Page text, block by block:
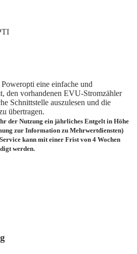
eine einfache und
den vorhandenen EVU-Stromzähler
Schnittstelle auszulesen und die
übertragen.
der Nutzung ein jährliches Entgelt in Höhe
zur Information zu Mehrwertdiensten)
kann mit einer Frist von 4 Wochen
werden.